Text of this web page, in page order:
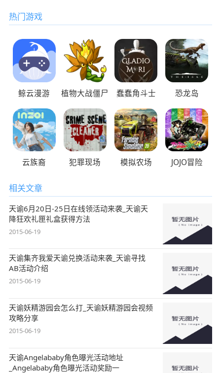
热门游戏
鲸云漫游 植物大战僵尸 蠢蠢角斗士 恐龙岛
云族裔 犯罪现场 模拟农场 JOJO冒险
相关文章
天谕6月20日-25日在线领活动来袭_天谕天
降狂欢礼匣礼盒获得方法
2015-06-19
天谕集齐我爱天谕兑换活动来袭_天谕寻找
AB活动介绍
2015-06-19
天谕妖精游园会怎么打_天谕妖精游园会视频
攻略分享
2015-06-19
天谕Angelababy角色曝光活动地址
_Angelababy角色曝光活动奖励一